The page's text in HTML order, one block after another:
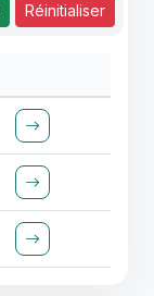
Réinitialiser